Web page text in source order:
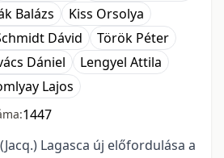
Balázs
Kiss Orsolya
Dávid
Török Péter
Dániel
Lengyel Attila
Lajos
1447
(Jacq.) Lagasca új előfordulása a